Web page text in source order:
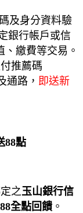
及身分資料驗
銀行帳戶或信
繳費等交易。
推薦碼
通路， 即送新
88點
之玉山銀行信
88全點回饋 。